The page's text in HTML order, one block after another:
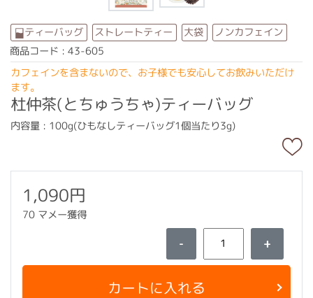
ティーバッグ ストレートティー 大袋 ノンカフェイン
商品コード : 43-605
カフェインを含まないので、お子様でも安心してお飲みいただけ
ます。
杜仲茶(とちゅうちゃ)ティーバッグ
内容量 : 100g(ひもなしティーバッグ1個当たり3g)
1,090円
70 マメー獲得
- +
カートに入れる